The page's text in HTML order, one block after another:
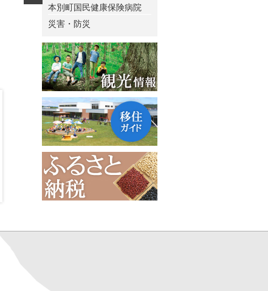
本別町国民健康保険病院
災害・防災